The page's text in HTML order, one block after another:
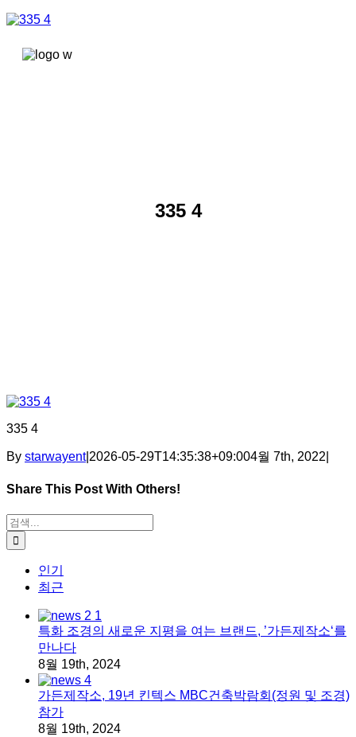
콘텐츠로
335 4
335 4
By starwayent| 2026-05-29T14:35:38+09:004월 7th, 2022
Share This Post With Others!
Facebook
X
Tumblr
Pinterest
이메일
검색:
인기
최근
특화 조경의 새로운 지평을 여는 브랜드, ’가든제작소‘를
만나다
8월 19th, 2024
가든제작소, 19년 킨텍스 MBC건축박람회(정원 및 조경)
참가
8월 19th, 2024